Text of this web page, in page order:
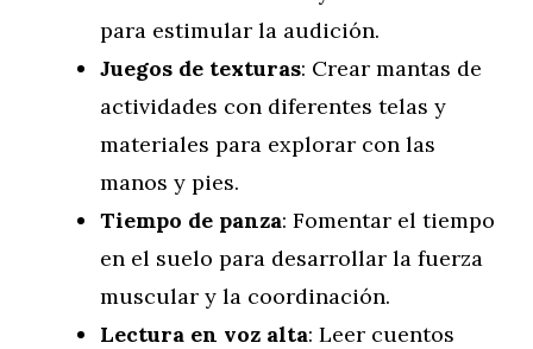
para estimular la audición.
Juegos de texturas: Crear mantas de
actividades con diferentes telas y
materiales para explorar con las
manos y pies.
Tiempo de panza: Fomentar el tiempo
en el suelo para desarrollar la fuerza
muscular y la coordinación.
Lectura en voz alta: Leer cuentos